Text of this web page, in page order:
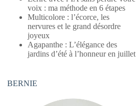
voix : ma méthode en 6 étapes
Multicolore : l’écorce, les
nervures et le grand désordre
joyeux
Agapanthe : L’élégance des
jardins d’été à l’honneur en juillet
BERNIE